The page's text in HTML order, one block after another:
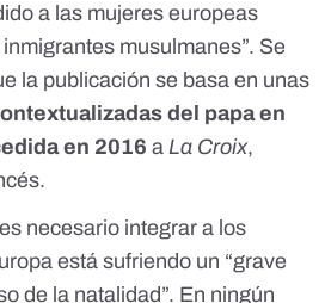
a las mujeres europeas
musulmanes”. Se
la publicación se basa en unas
del papa en
en 2016 a La Croix,
necesario integrar a los
está sufriendo un “grave
de la natalidad”. En ningún